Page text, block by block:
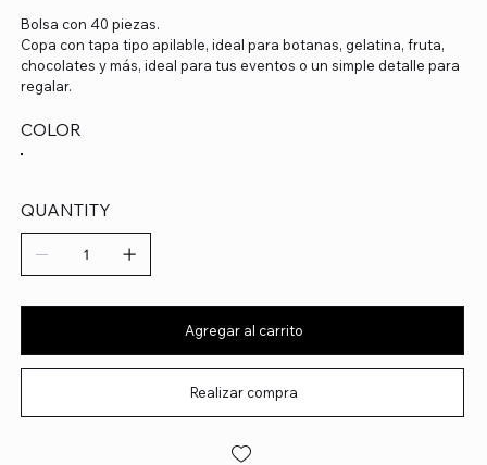
Bolsa con 40 piezas.
Copa con tapa tipo apilable, ideal para botanas, gelatina, fruta,
chocolates y más, ideal para tus eventos o un simple detalle para
regalar.
COLOR
QUANTITY
Agregar al carrito
Realizar compra